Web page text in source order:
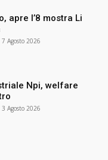
apre l’8 mostra Li
7 Agosto 2026
Npi, welfare
3 Agosto 2026